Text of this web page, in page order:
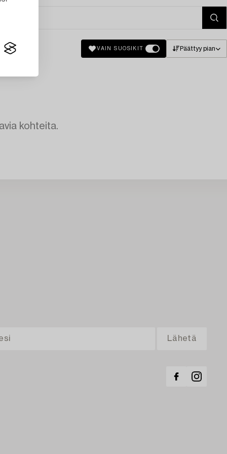
VAIN SUOSIKIT Päättyy pian
kohteita.